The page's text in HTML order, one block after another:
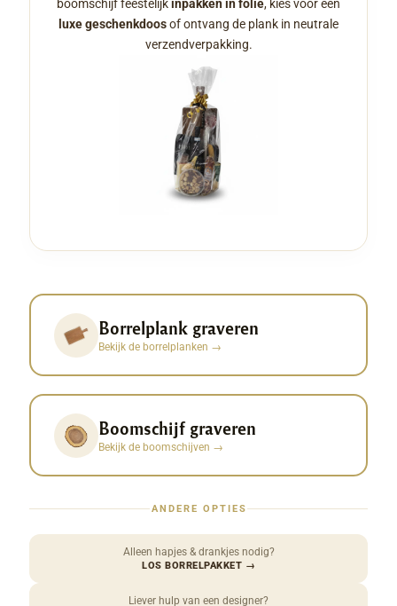
boomschijf feestelijkinpakken in folie, kies voor een
luxe geschenkdoosof ontvang de plank in neutrale
verzendverpakking.
Borrelplank graveren
Bekijk de borrelplanken →
Boomschijf graveren
Bekijk de boomschijven →
ANDERE OPTIES
Alleen hapjes & drankjes nodig?
LOS BORRELPAKKET →
Liever hulp van een designer?